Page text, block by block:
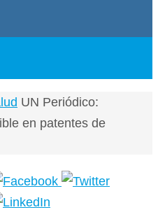
UN Periódico:
en patentes de